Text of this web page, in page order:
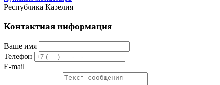
Республика Карелия
Контактная информация
Ваше имя
Телефон
E-mail